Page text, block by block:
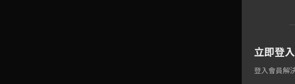
立即登
登入會員解